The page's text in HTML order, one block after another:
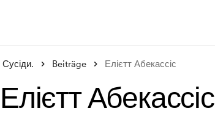
Сусіди. Beiträge Елієтт Абекассіс
Елієтт Абекассіс